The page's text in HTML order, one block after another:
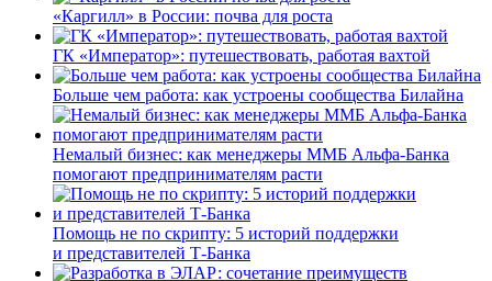
«Каргилл» в России: почва для роста
ГК «Император»: путешествовать, работая вахтой
Больше чем работа: как устроены сообщества Билайна
Немалый бизнес: как менеджеры ММБ Альфа-Банка
помогают предпринимателям расти
Помощь не по скрипту: 5 историй поддержки
и представителей Т-Банка